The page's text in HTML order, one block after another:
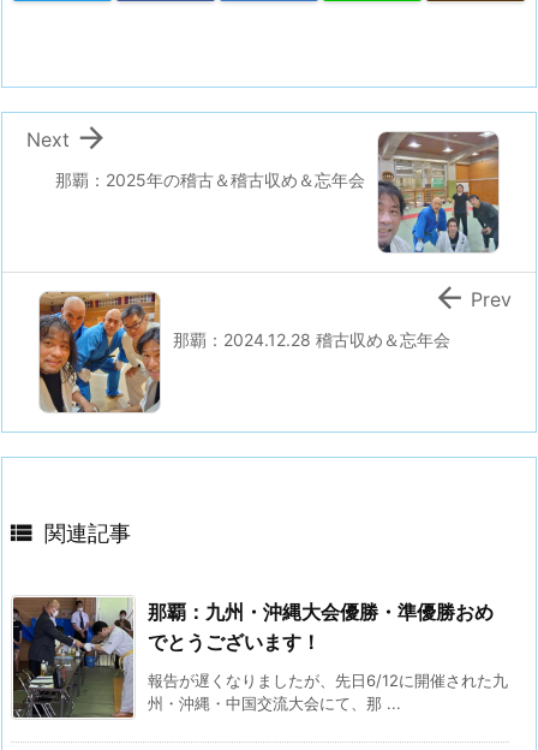
那覇：2025年の稽古＆稽古収め＆忘年会

Next
那覇：2024.12.28 稽古収め＆忘年会
 Prev
 関連記事
那覇：九州・沖縄大会優勝・準優勝おめ
でとうございます！
報告が遅くなりましたが、先日6/12に開催された九
州・沖縄・中国交流大会にて、那 ...